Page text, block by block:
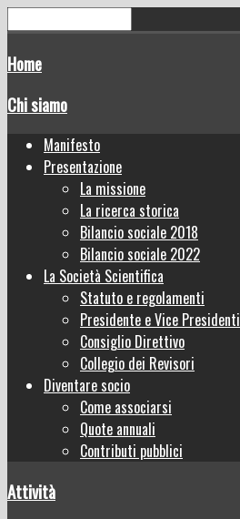
Home
Chi siamo
Manifesto
Presentazione
La missione
La ricerca storica
Bilancio sociale 2018
Bilancio sociale 2022
La Società Scientifica
Statuto e regolamenti
Presidente e Vice Presidenti
Consiglio Direttivo
Collegio dei Revisori
Diventare socio
Come associarsi
Quote annuali
Contributi pubblici
Attività